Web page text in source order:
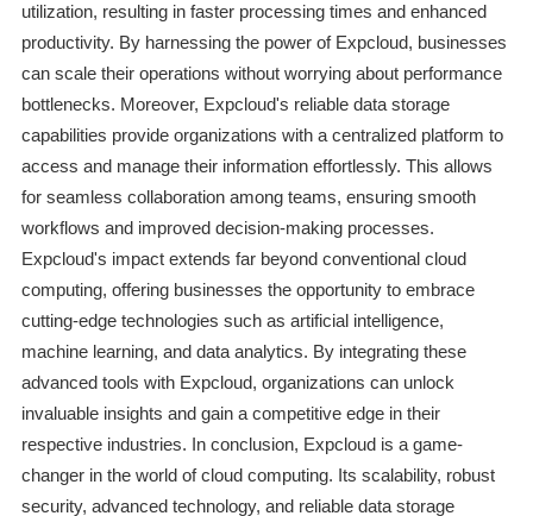
utilization, resulting in faster processing times and enhanced
productivity. By harnessing the power of Expcloud, businesses
can scale their operations without worrying about performance
bottlenecks. Moreover, Expcloud's reliable data storage
capabilities provide organizations with a centralized platform to
access and manage their information effortlessly. This allows
for seamless collaboration among teams, ensuring smooth
workflows and improved decision-making processes.
Expcloud's impact extends far beyond conventional cloud
computing, offering businesses the opportunity to embrace
cutting-edge technologies such as artificial intelligence,
machine learning, and data analytics. By integrating these
advanced tools with Expcloud, organizations can unlock
invaluable insights and gain a competitive edge in their
respective industries. In conclusion, Expcloud is a game-
changer in the world of cloud computing. Its scalability, robust
security, advanced technology, and reliable data storage